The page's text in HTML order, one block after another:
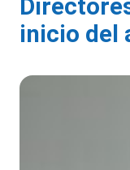
inicio del